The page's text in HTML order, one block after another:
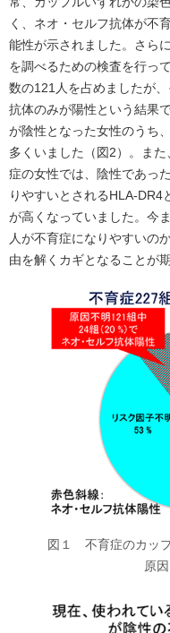
く、ネオ・セルフ抗体が不
能性が示されました。さら
を調べるための検査を行っ
数の121人を占めましたが
抗体のみが陽性という結果
が陰性となった女性のうち
多くいました（図2）。ま
症の女性では、陰性であっ
りやすいとされるHLA-
が高くなっていました。今
人が不育症になりやすいの
由を解くカギとなることが
図１ 不育症のカッ
原